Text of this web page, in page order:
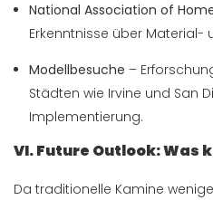
National Association of
Erkenntnisse über Material-
Modellbesuche –
Städten wie Irvine und San
Implementierung.
VI. Future Outlook: Was
Da traditionelle Kamine